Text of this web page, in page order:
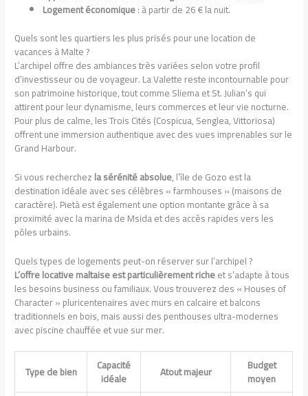
Logement économique: à partir de 26 € la nuit.
Quels sont les quartiers les plus prisés pour une location de
vacances à Malte ?
L’archipel offre des ambiances très variées selon votre profil
d’investisseur ou de voyageur. La Valette reste incontournable pour
son patrimoine historique, tout comme Sliema et St. Julian’s qui
attirent pour leur dynamisme, leurs commerces et leur vie nocturne.
Pour plus de calme, les Trois Cités (Cospicua, Senglea, Vittoriosa)
offrent une immersion authentique avec des vues imprenables sur le
Grand Harbour.
Si vous recherchezla sérénité absolue, l’île de Gozo est la
destination idéale avec ses célèbres « farmhouses » (maisons de
caractère). Pietà est également une option montante grâce à sa
proximité avec la marina de Msida et des accès rapides vers les
pôles urbains.
Quels types de logements peut-on réserver sur l’archipel ?
L’offre locative maltaise est particulièrement richeet s’adapte à tous
les besoins business ou familiaux. Vous trouverez des « Houses of
Character » pluricentenaires avec murs en calcaire et balcons
traditionnels en bois, mais aussi des penthouses ultra-modernes
avec piscine chauffée et vue sur mer.
Type de bien Capacité
idéale Atout majeur Budget
moyen